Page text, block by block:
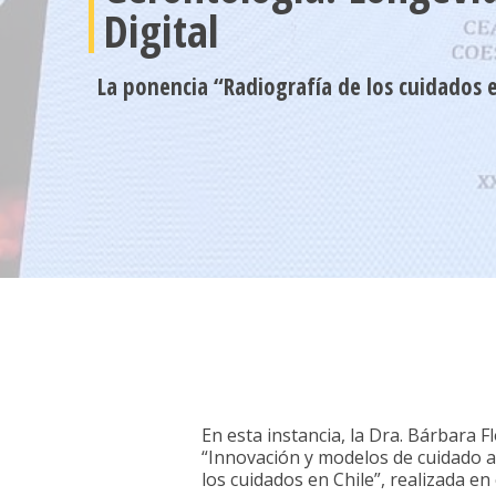
Digital
La ponencia “Radiografía de los cuidados
En esta instancia, la Dra. Bárbara
“Innovación y modelos de cuidado
los cuidados en Chile”, realizada